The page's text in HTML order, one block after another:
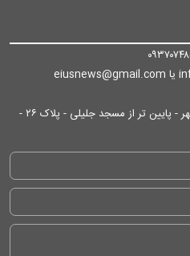
آدرس: تهران/ انتهای خیابان ایرانشهر - پایین تر از مسجد جلیلی - پلاک ۲۶ -